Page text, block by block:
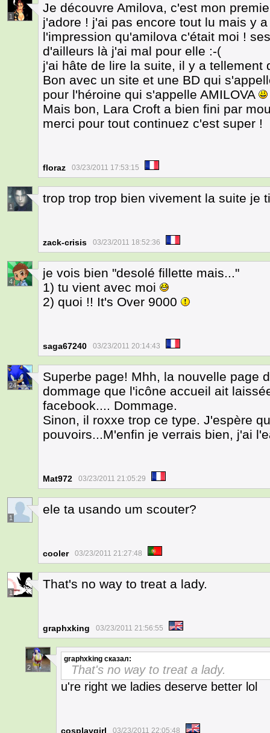
1
Je découvre Amilova, c'est mon
j'adore ! j'ai pas encore tout lu mais y
l'impression qu'amilova c'était moi !
d'ailleurs là j'ai mal pour elle :-(
j'ai hâte de lire la suite, il y a tellement
Bon avec un site et une BD qui
pour l'héroine qui s'appelle AMILOVA
Mais bon, Lara Croft a bien fini par
merci pour tout continuez c'est super !
floraz 03/23/2011 17:53:15
1
trop trop trop bien vivement la suite je
zack-crisis 03/23/2011 18:52:36
4
je vois bien "desolé fillette mais..."
1) tu vient avec moi
2) quoi !! It's Over 9000
saga67240 03/23/2011 20:14:43
24
Superbe page! Mhh, la nouvelle page
dommage que l'icône accueil ait
facebook.... Dommage.
Sinon, il roxxe trop ce type. J'espère
pouvoirs...M'enfin je verrais bien, j'ai
Mat972 03/23/2011 21:05:29
1
ele ta usando um scouter?
cooler 03/23/2011 21:27:48
1
That's no way to treat a lady.
graphxking 03/23/2011 21:56:55
2
graphxking сказал:
That's no way to treat a lady.
u're right we ladies deserve better lol
cosplaygirl 03/23/2011 22:05:48